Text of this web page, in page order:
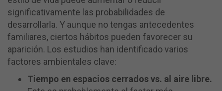
significativamente las probabilidades de
desarrollarla. Y aunque no tengas antecedentes
familiares, ciertos hábitos pueden favorecer su
aparición. Los estudios han identificado varios
factores ambientales clave:
Tiempo en espacios cerrados vs. al aire libre.